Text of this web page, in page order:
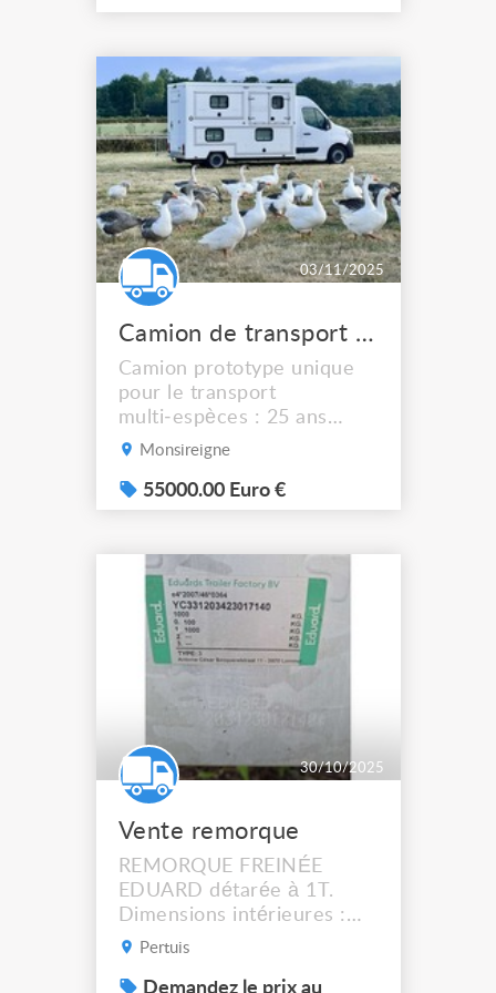
réversible pilotable d’une
dans chaque chambre via
une bouche d’aire.
Longueur 11m simple
essieu équipé d’un
Rockinger à l’arrière Lien
p...
03/11/2025
Camion de transport danimaux surmesure
Camion prototype unique
pour le transport
multi‑espèces : 25 ans
d’expertise Dog Trainer et
carrossier TIB. Transportez
vos animaux en toute
météo. Température
maîtrisée de -10 °C à +38
°C grâce à un système
climatisation/chauffage
performant. Esp...
Monsireigne
55000.00 Euro €
30/10/2025
Vente remorque
REMORQUE FREINÉE
EDUARD détarée à 1T.
Dimensions intérieures :
200 cm x 300 cm x 160 cm
essieur. Ridelles 30 cm -
Pertuis